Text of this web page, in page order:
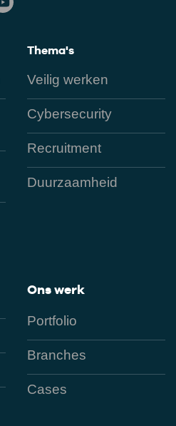
Thema's
Veilig werken
Cybersecurity
Recruitment
Duurzaamheid
Ons werk
Portfolio
Branches
Cases